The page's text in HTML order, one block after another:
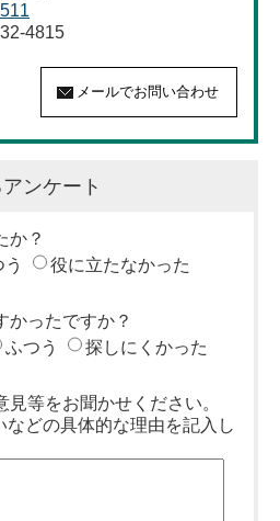
4815
ンケート
か？
役に立たなかった
かったですか？
ふつう 探しにくかった
等をお聞かせください。
どの具体的な理由を記入し